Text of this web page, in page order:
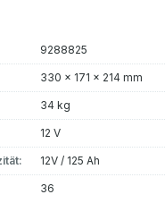
9288825
330 x 171 x 214 mm
34 kg
12 V
12V / 125 Ah
36